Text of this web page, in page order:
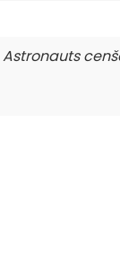
Astronauts